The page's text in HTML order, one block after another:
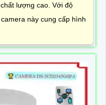
lượng cao. Với độ
này cung cấp hình